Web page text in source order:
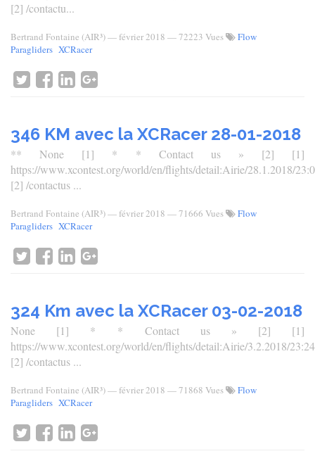
[2] /contactu...
Bertrand Fontaine (AIR³)—février 2018 — 72223 Vues
Flow
Paragliders XCRacer
346 KM avec la XCRacer 28-01-2018
** None [1] * * Contact us » [2] [1]
https://www.xcontest.org/world/en/flights/detail:Airie/28.1.2018/
[2] /contactus ...
Bertrand Fontaine (AIR³)—février 2018 — 71666 Vues
Flow
Paragliders XCRacer
324 Km avec la XCRacer 03-02-2018
None [1] * * Contact us » [2] [1]
https://www.xcontest.org/world/en/flights/detail:Airie/3.2.2018/23:24
[2] /contactus ...
Bertrand Fontaine (AIR³)—février 2018 — 71868 Vues
Flow
Paragliders XCRacer